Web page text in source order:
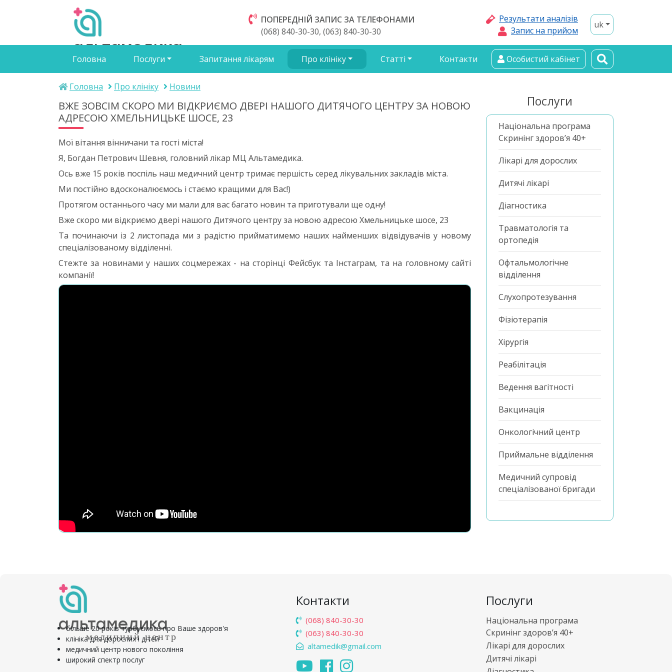
альтамедика
медичний центр
ПОПЕРЕДНІЙ ЗАПИС ЗА ТЕЛЕФОНАМИ
(068) 840-30-30, (063) 840-30-30
Результати аналізів
Запис на прийом
uk
Головна Послуги Запитання лікарям Про клініку Статті Контакти Особистий кабінет
Головна Про клініку Новини
ВЖЕ ЗОВСІМ СКОРО МИ ВІДКРИЄМО ДВЕРІ НАШОГО ДИТЯЧОГО ЦЕНТРУ ЗА НОВОЮ
АДРЕСОЮ ХМЕЛЬНИЦЬКЕ ШОСЕ, 23
Мої вітання вінничани та гості міста!
Я, Богдан Петрович Шевня, головний лікар МЦ Альтамедика.
Ось вже 15 років поспіль наш медичний центр тримає першість серед лікувальних закладів міста.
Ми постійно вдосконалюємось і стаємо кращими для Вас!)
Протягом останнього часу ми мали для вас багато новин та приготували ще одну!
Вже скоро ми відкриємо двері нашого Дитячого центру за новою адресою Хмельницьке шосе, 23
Та починаючи із 2 листопада ми з радістю прийматимемо наших найменших відвідувачів у новому
спеціалізованому відділенні.
Стежте за новинами у наших соцмережах - на сторінці Фейсбук та Інстаграм, та на головному сайті
компанії!
Послуги
Національна програма
Скринінг здоров’я 40+
Лікарі для дорослих
Дитячі лікарі
Діагностика
Травматологія та
ортопедія
Офтальмологічне
відділення
Слухопротезування
Фізіотерапія
Хірургія
Реабілітація
Ведення вагітності
Вакцинація
Онкологічний центр
Приймальне відділення
Медичний супровід
спеціалізованої бригади
альтамедика
медичний центр
більше 20 років турбуємось про Ваше здоров'я
клініка для дорослих і дітей
медичний центр нового покоління
широкий спектр послуг
Контакти
(068) 840-30-30
(063) 840-30-30
altamedik@gmail.com
Послуги
Національна програма
Скринінг здоров’я 40+
Лікарі для дорослих
Дитячі лікарі